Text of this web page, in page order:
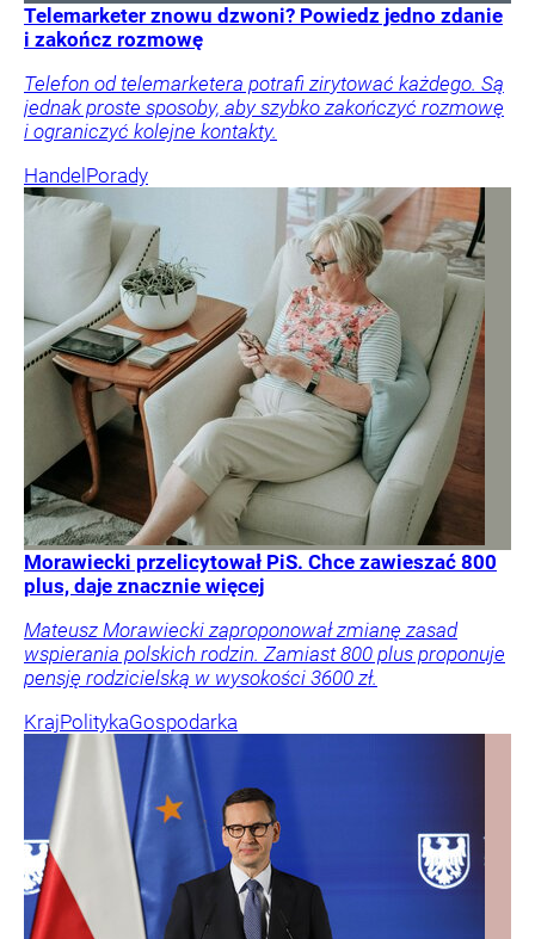
Telemarketer znowu dzwoni? Powiedz jedno zdanie
i zakończ rozmowę
Telefon od telemarketera potrafi zirytować każdego. Są
jednak proste sposoby, aby szybko zakończyć rozmowę
i ograniczyć kolejne kontakty.
Handel Porady
Morawiecki przelicytował PiS. Chce zawieszać 800
plus, daje znacznie więcej
Mateusz Morawiecki zaproponował zmianę zasad
wspierania polskich rodzin. Zamiast 800 plus proponuje
pensję rodzicielską w wysokości 3600 zł.
KrajPolitykaGospodarka